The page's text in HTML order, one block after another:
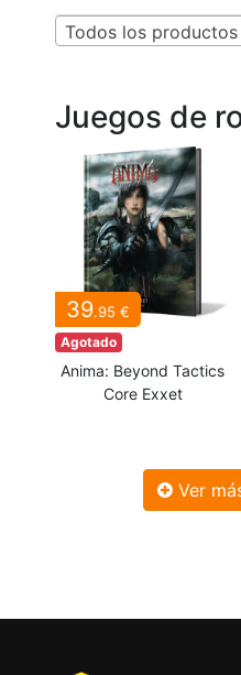
Todos los productos
Juegos de
39.95 €
Agotado
Anima: Beyond Tactics
Core Exxet
Ver